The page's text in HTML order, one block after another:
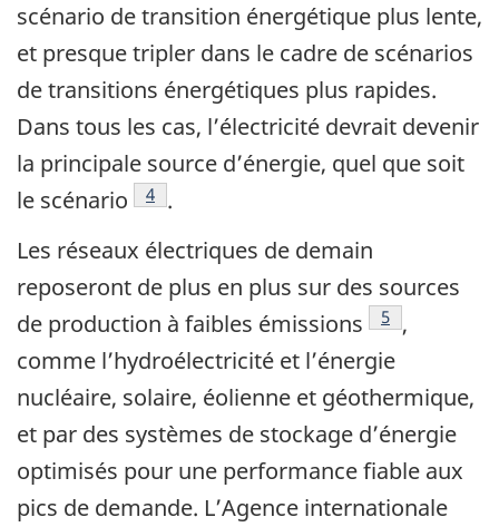
scénario de transition énergétique plus lente,
et presque tripler dans le cadre de scénarios
de transitions énergétiques plus rapides.
Dans tous les cas, l’électricité devrait devenir
la principale source d’énergie, quel que soit
le scénario
Footnote
4 .
Les réseaux électriques de demain
reposeront de plus en plus sur des sources
de production à faibles émissions
Footnote
5 ,
comme l’hydroélectricité et l’énergie
nucléaire, solaire, éolienne et géothermique,
et par des systèmes de stockage d’énergie
optimisés pour une performance fiable aux
pics de demande. L’Agence internationale